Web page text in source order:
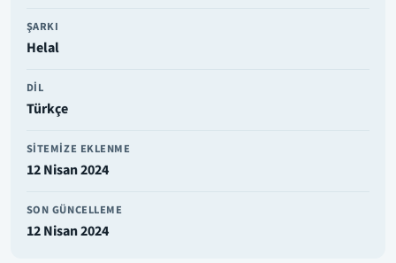
ŞARKI
Helal
DIL
Türkçe
SITEMIZE EKLENME
12 Nisan 2024
SON GÜNCELLEME
12 Nisan 2024